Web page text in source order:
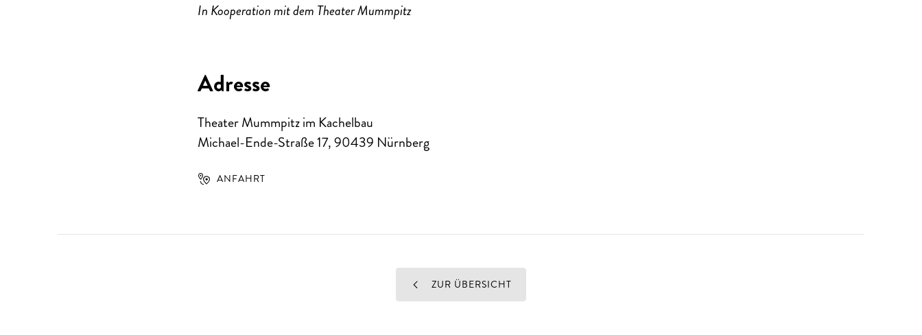
In Kooperation mit dem Theater Mummpitz
Adresse
Theater Mummpitz im Kachelbau
Michael-Ende-Straße 17,90439 Nürnberg
ANFAHRT
ZUR ÜBERSICHT